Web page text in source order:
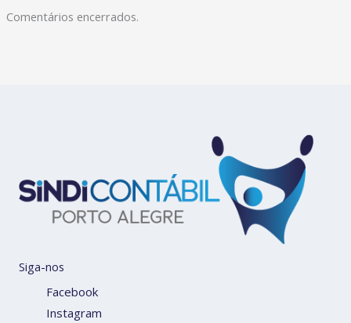
Comentários encerrados.
Siga-nos
Facebook
Instagram